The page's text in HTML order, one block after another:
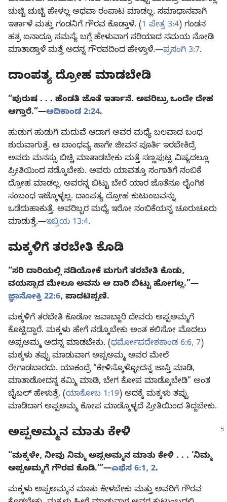
ಚುಚ್ಚಿ ಚುಚ್ಚಿ ಹೇಳಲ್ಲ ಅಥವಾ ರಂಪಾಟ ಮಾಡಲ್ಲ. ಸಮಾಧಾನವಾಗಿ
ಇರ್ತಾಳೆ ಮತ್ತು ಗಂಡನಿಗೆ ಗೌರವ ಕೊಡ್ತಾಳೆ. (1 ಪೇತ್ರ 3:4) ಗಂಡನ
ಹತ್ರ ಏನಾದ್ರೂ ಸಮಸ್ಯೆ ಬಗ್ಗೆ ಹೇಳುವಾಗ ಸರಿಯಾದ ಸಮಯ ನೋಡಿ
ಮಾತಾಡ್ತಾಳೆ ಮತ್ತೆ ಅದನ್ನ ಗೌರವದಿಂದ ಹೇಳ್ತಾಳೆ.—ಪ್ರಸಂಗಿ 3:7.
ದಾಂಪತ್ಯ ದ್ರೋಹ ಮಾಡಬೇಡಿ
“ಪುರುಷ . . . ಹೆಂಡತಿ ಜೊತೆ ಇರ್ತಾನೆ. ಅವರಿಬ್ರು ಒಂದೇ ದೇಹ
ಆಗ್ತಾರೆ.”—ಆದಿಕಾಂಡ 2:24.
ಹುಡುಗ ಹುಡುಗಿ ಮದುವೆ ಆದಾಗ ಅವರ ಮಧ್ಯೆ ಬಲವಾದ ಬಂಧ
ಶುರುವಾಗುತ್ತೆ. ಆ ಬಾಂಧವ್ಯ ಹಾಗೇ ಜೀವನ ಪೂರ್ತಿ ಇರಬೇಕಿದ್ರೆ
ಅವರು ಮನಸ್ಸು ಬಿಚ್ಚಿ ಮಾತಾಡಬೇಕು ಮತ್ತೆ ಸಣ್ಣಪುಟ್ಟ ವಿಷ್ಯದಲ್ಲೂ
ಪ್ರೀತಿಯಿಂದ ನಡ್ಕೊಬೇಕು. ಅವರು ಯಾವತ್ತೂ ಸಂಗಾತಿಗೆ ನಂಬಿಕೆ
ದ್ರೋಹ ಮಾಡಲ್ಲ. ಅವರನ್ನ ಬಿಟ್ಟು ಬೇರೆ ಯಾರ ಜೊತೆನೂ ಲೈಂಗಿಕ
ಸಂಬಂಧ ಇಟ್ಕೊಳ್ಳಲ್ಲ. ದಾಂಪತ್ಯ ದ್ರೋಹ ಕುಟುಂಬವನ್ನು
ಒಡೆದುಹಾಕುತ್ತೆ. ಅವರಿಬ್ಬರ ಮಧ್ಯೆ ಇರೋ ನಂಬಿಕೆಯನ್ನ ಚೂರುಚೂರು
ಮಾಡುತ್ತೆ.—ಇಬ್ರಿಯ 13:4.
ಮಕ್ಕಳಿಗೆ ತರಬೇತಿ ಕೊಡಿ
“ಸರಿ ದಾರಿಯಲ್ಲಿ ನಡಿಯೋಕೆ ಮಗುಗೆ ತರಬೇತಿ ಕೊಡು,
ವಯಸ್ಸಾದ ಮೇಲೂ ಅವನು ಆ ದಾರಿ ಬಿಟ್ಟು ಹೋಗಲ್ಲ.”—
ಜ್ಞಾನೋಕ್ತಿ 22:6, ಪಾದಟಿಪ್ಪಣಿ.
ಮಕ್ಕಳಿಗೆ ತರಬೇತಿ ಕೊಡೋ ಜವಾಬ್ದಾರಿ ದೇವರು ಅಪ್ಪಅಮ್ಮಗೆ
ಕೊಟ್ಟಿದ್ದಾರೆ. ಮಕ್ಕಳು ಹೇಗೆ ನಡ್ಕೊಬೇಕು ಅಂತ ಕಲಿಸೋ ಮೊದಲು
ಅಪ್ಪಅಮ್ಮ ಅದನ್ನ ಮಾಡಬೇಕು. (ಧರ್ಮೋಪದೇಶಕಾಂಡ 6:6, 7)
ಮಕ್ಕಳು ತಪ್ಪು ಮಾಡುವಾಗ ಅಪ್ಪಅಮ್ಮ ಅವರ ಮೇಲೆ
ರೇಗಾಡಬಾರದು. ಯಾಕಂದ್ರೆ “ಕೇಳಿಸ್ಕೊಳ್ಳೋದನ್ನ ಜಾಸ್ತಿ ಮಾಡಿ,
ಮಾತಾಡೋದನ್ನ ಕಮ್ಮಿ ಮಾಡಿ, ಬೇಗ ಕೋಪ ಮಾಡ್ಕೊಬೇಡಿ” ಅಂತ
ಬೈಬಲ್‌ ಹೇಳುತ್ತೆ. (ಯಾಕೋಬ 1:19) ಅದಕ್ಕೆ ಮಕ್ಕಳು ತಪ್ಪು
ಮಾಡಿದಾಗ ಅಪ್ಪಅಮ್ಮ ಕೋಪ ಮಾಡ್ಕೊಳ್ಳದೆ ಪ್ರೀತಿಯಿಂದ ತಿದ್ದಬೇಕು.
ಅಪ್ಪಅಮ್ಮನ ಮಾತು ಕೇಳಿ
“ಮಕ್ಕಳೇ, ನೀವು ನಿಮ್ಮ ಅಪ್ಪಅಮ್ಮನ ಮಾತು ಕೇಳಿ . . . ‘ನಿಮ್ಮ
ಅಪ್ಪಅಮ್ಮಗೆ ಗೌರವ ಕೊಡಿ.’”—ಎಫೆಸ 6:1, 2.
ಮಕ್ಕಳು ಅಪ್ಪಅಮ್ಮನ ಮಾತು ಕೇಳಬೇಕು ಮತ್ತು ಅವರಿಗೆ ಗೌರವ